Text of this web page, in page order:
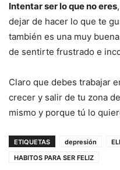
Intentar ser lo que no eres
dejar de hacer lo que te
también es una muy
de sentirte frustrado e
Claro que debes trabajar
crecer y salir de tu zona
mismo y porque tú lo
ETIQUETAS depresión
HABITOS PARA SER FELIZ